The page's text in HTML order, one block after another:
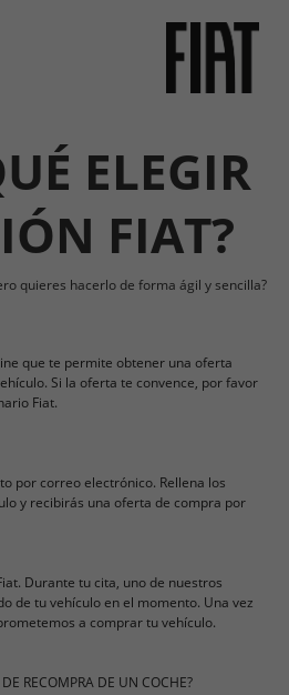
ELEGIR
FIAT?
quieres hacerlo de forma ágil y sencilla?
que te permite obtener una oferta
Si la oferta te convence, por favor
Fiat.
por correo electrónico. Rellena los
y recibirás una oferta de compra por
Durante tu cita, uno de nuestros
de tu vehículo en el momento. Una vez
a comprar tu vehículo.
RECOMPRA DE UN COCHE?